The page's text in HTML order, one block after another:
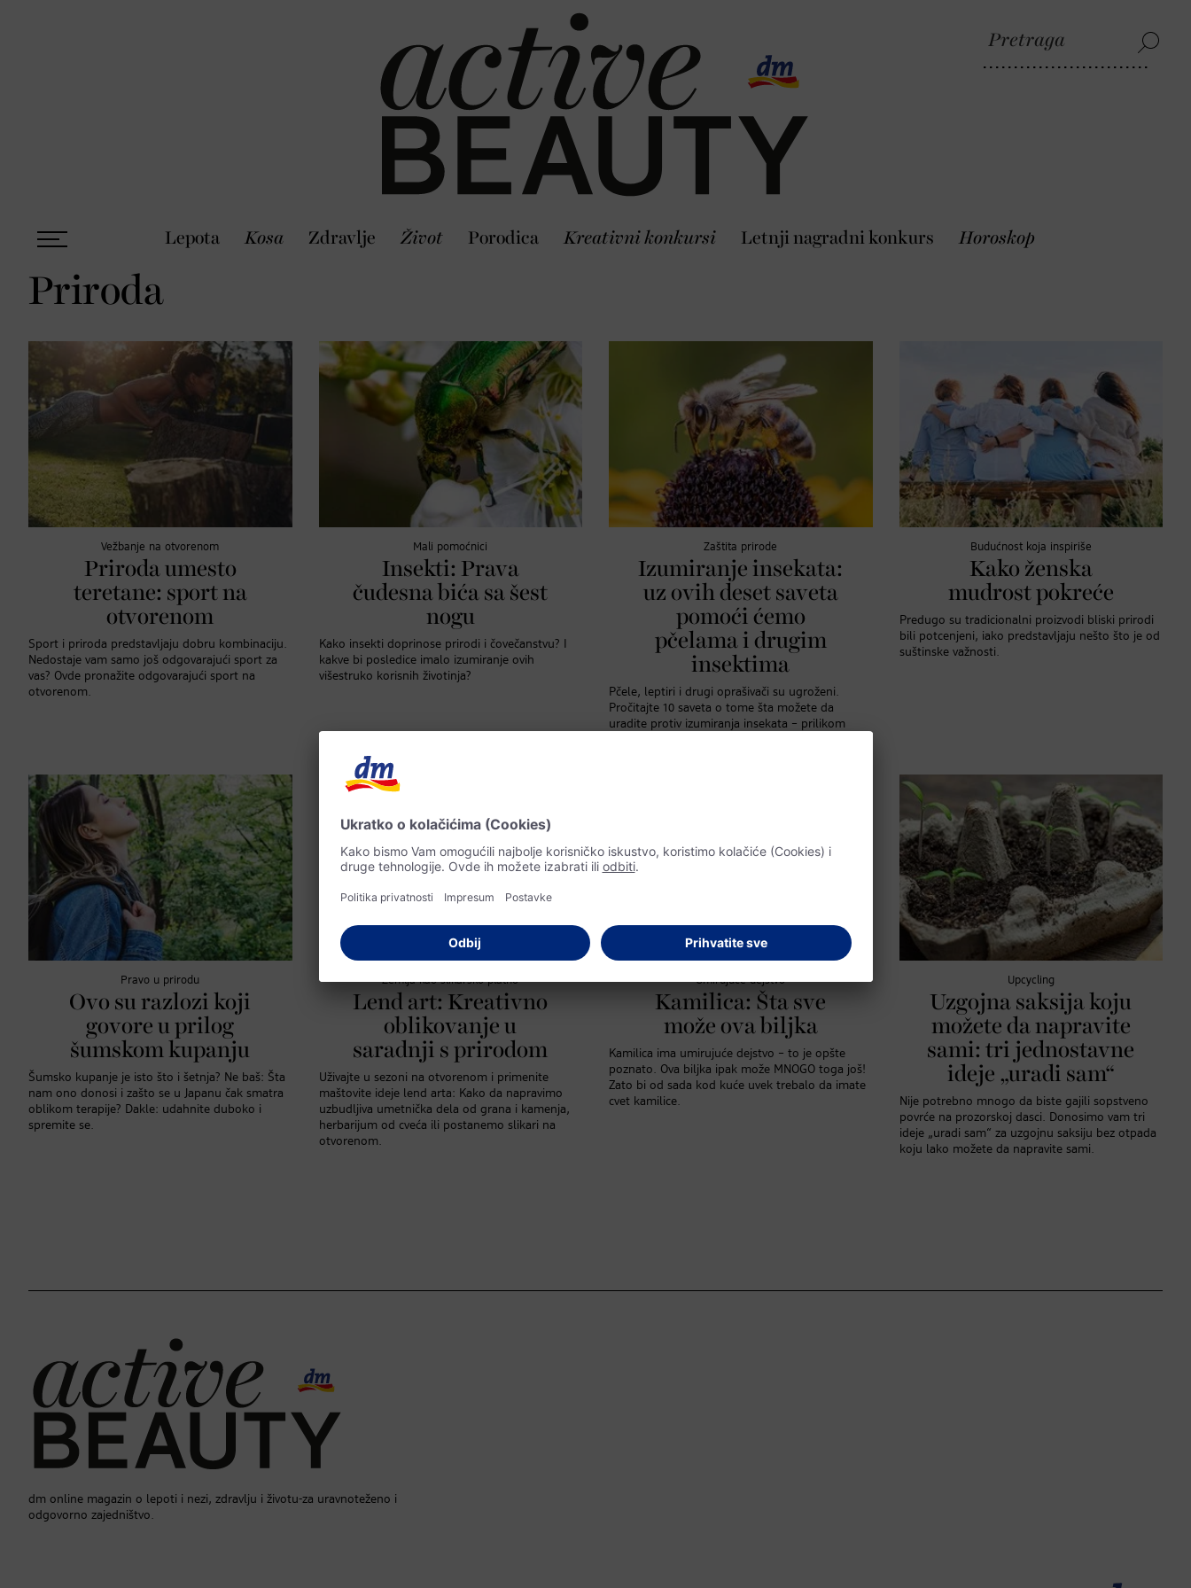
Lepota Kosa Zdravlje Život Porodica Kreativni konkursi Letnji nagradni konkurs Horoskop
Priroda
Vežbanje na otvorenom
Priroda umesto
teretane: sport na
otvorenom
Sport i priroda predstavljaju dobru kombinaciju.
Nedostaje vam samo još odgovarajući sport za
vas? Ovde pronažite odgovarajući sport na
otvorenom.
Mali pomoćnici
Insekti: Prava
čudesna bića sa šest
nogu
Kako insekti doprinose prirodi i čovečanstvu? I
kakve bi posledice imalo izumiranje ovih
višestruko korisnih životinja?
Zaštita prirode
Izumiranje insekata:
uz ovih deset saveta
pomoći ćemo
pčelama i drugim
insektima
Pčele, leptiri i drugi oprašivači su ugroženi.
Pročitajte 10 saveta o tome šta možete da
uradite protiv izumiranja insekata – prilikom
Budućnost koja inspiriše
Kako ženska
mudrost pokreće
Predugo su tradicionalni proizvodi bliski prirodi
bili potcenjeni, iako predstavljaju nešto što je od
suštinske važnosti.
Pravo u prirodu
Ovo su razlozi koji
govore u prilog
šumskom kupanju
Šumsko kupanje je isto što i šetnja? Ne baš: Šta
nam ono donosi i zašto se u Japanu čak smatra
oblikom terapije? Dakle: udahnite duboko i
spremite se.
Zemlja kao slikarsko platno
Lend art: Kreativno
oblikovanje u
saradnji s prirodom
Uživajte u sezoni na otvorenom i primenite
maštovite ideje lend arta: Kako da napravimo
uzbudljiva umetnička dela od grana i kamenja,
herbarijum od cveća ili postanemo slikari na
otvorenom.
Umirujuće dejstvo
Kamilica: Šta sve
može ova biljka
Kamilica ima umirujuće dejstvo – to je opšte
poznato. Ova biljka ipak može MNOGO toga još!
Zato bi od sada kod kuće uvek trebalo da imate
cvet kamilice.
Upcycling
Uzgojna saksija koju
možete da napravite
sami: tri jednostavne
ideje „uradi sam“
Nije potrebno mnogo da biste gajili sopstveno
povrće na prozorskoj dasci. Donosimo vam tri
ideje „uradi sam“ za uzgojnu saksiju bez otpada
koju lako možete da napravite sami.
dm online magazin o lepoti i nezi, zdravlju i životu-za uravnoteženo i
odgovorno zajedništvo.